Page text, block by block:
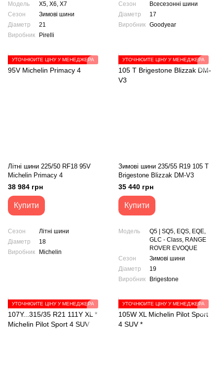
Модель
X5, X6, X7
Сезон
Зимові шини
Діаметр
21
Виробник
Pirelli
Сезон
Всесезонні шини
Діаметр
17
Виробник Goodyear
УТОЧНЮЙТЕ ЦІНУ У МЕНЕДЖЕРА
Літні шини 225/50 RF18 95V
Michelin Primacy 4
38 984 грн
Купити
Сезон
Літні шини
Діаметр
18
Виробник
Michelin
УТОЧНЮЙТЕ ЦІНУ У МЕНЕДЖЕРА
Зимові шини 235/55 R19 105 T
Brigestone Blizzak DM-V3
35 440 грн
Купити
Модель
Q5 | SQ5, EQS, EQE,
GLC - Class, RANGE
ROVER EVOQUE
Сезон
Зимові шини
Діаметр
19
Виробник
Brigestone
УТОЧНЮЙТЕ ЦІНУ У МЕНЕДЖЕРА УТОЧНЮЙТЕ ЦІНУ У МЕНЕДЖЕРА